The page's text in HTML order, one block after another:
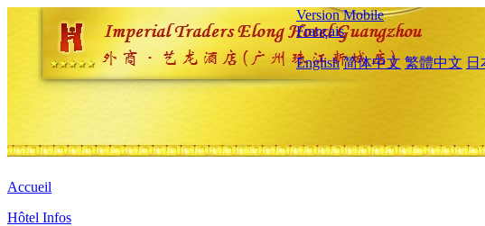
Version Mobile
Français
English 简体中文 繁體中文 日
Accueil
Hôtel Infos